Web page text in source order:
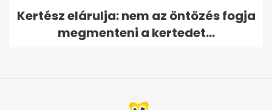
Kertész elárulja: nem az öntözés fogja
megmenteni a kertedet...